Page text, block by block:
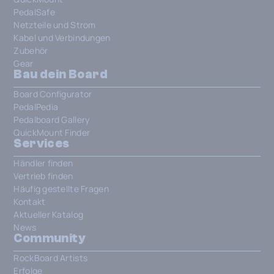
PedalSafe
Netzteile und Strom
Kabel und Verbindungen
Zubehör
Gear
Bau dein Board
Board Configurator
PedalPedia
Pedalboard Gallery
QuickMount Finder
Services
Händler finden
Vertrieb finden
Häufig gestellte Fragen
Kontakt
Aktueller Katalog
News
Community
RockBoard Artists
Erfolge